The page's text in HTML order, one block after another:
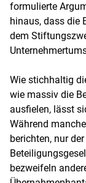
formulierte
hinaus, dass die
dem
Wie stichhaltig
wie massiv die
ausfielen, lässt
Während
berichten, nur
bezweifeln